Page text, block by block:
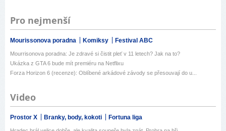
Pro nejmenší
Mourissonova poradna Komiksy Festival ABC
Mourrisonova poradna: Je zdravé si čistit pleť v 11 letech? Jak na to?
Ukázka z GTA 6 bude mít premiéru na Netflixu
Forza Horizon 6 (recenze): Oblíbené arkádové závody se přesouvají do u...
Video
Prostor X Branky, body, kokoti Fortuna liga